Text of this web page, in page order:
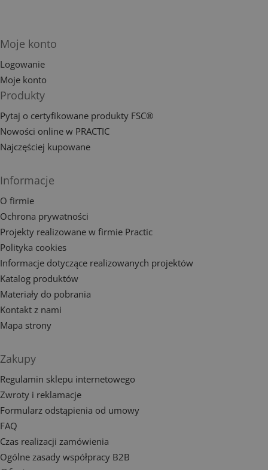
Moje konto
Logowanie
Moje konto
Produkty
Pytaj o certyfikowane produkty FSC®
Nowości online w PRACTIC
Najczęściej kupowane
Informacje
O firmie
Ochrona prywatności
Projekty realizowane w firmie Practic
Polityka cookies
Informacje dotyczące realizowanych projektów
Katalog produktów
Materiały do pobrania
Kontakt z nami
Mapa strony
Zakupy
Regulamin sklepu internetowego
Zwroty i reklamacje
Formularz odstąpienia od umowy
FAQ
Czas realizacji zamówienia
Ogólne zasady współpracy B2B